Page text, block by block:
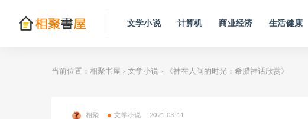
文学小说 计算机 商业经济 生活健康
当前位置： 相聚书屋 > 文学小说 > 《神在人间的时光：希腊神话欣赏》
相聚 文学小说 2021-03-11